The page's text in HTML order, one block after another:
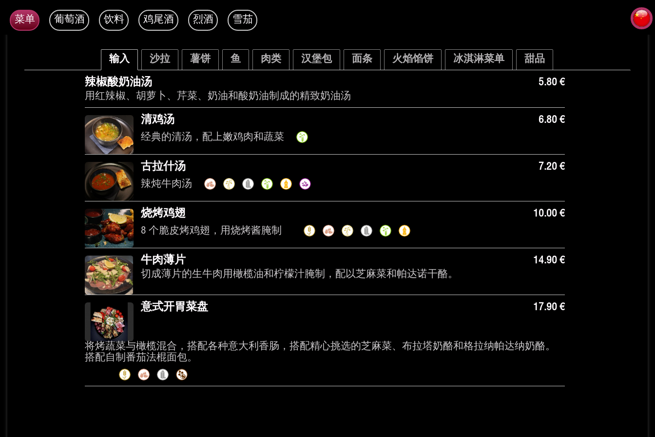
菜单 葡萄酒 饮料 鸡尾酒 烈酒 雪茄
输入 沙拉 薯饼 鱼 肉类 汉堡包 面条 火焰馅饼 冰淇淋菜单 甜品
5.80 €
辣椒酸奶油汤
用红辣椒、胡萝卜、芹菜、奶油和酸奶油制成的精致奶油汤
6.80 €
清鸡汤
经典的清汤，配上嫩鸡肉和蔬菜
7.20 €
古拉什汤
辣炖牛肉汤
10.00 €
烧烤鸡翅
8 个脆皮烤鸡翅，用烧烤酱腌制
14.90 €
牛肉薄片
切成薄片的生牛肉用橄榄油和柠檬汁腌制，配以芝麻菜和帕达诺干酪。
17.90 €
意式开胃菜盘
将烤蔬菜与橄榄混合，搭配各种意大利香肠，搭配精心挑选的芝麻菜、布拉塔奶酪和格拉纳帕达纳奶酪。
搭配自制番茄法棍面包。